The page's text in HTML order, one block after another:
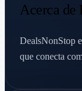
Acerca de
DealsNonStop
que conecta